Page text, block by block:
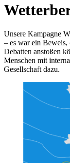
Unsere Kampagne
– es war ein Beweis,
Debatten anstoßen
Menschen mit
Gesellschaft dazu.